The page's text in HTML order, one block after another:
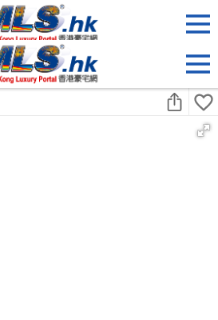
類別
收藏